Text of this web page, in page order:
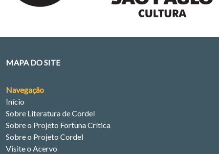
MAPA DO SITE
Navegação
Início
Sobre Literatura de Cordel
Sobre o Projeto Fortuna Crítica
Sobre o Projeto Cordel
Visite o Acervo